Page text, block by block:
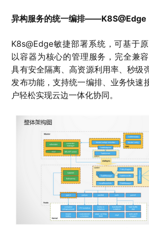
异构服务的统一编排——K8S@Edge
K8s@Edge敏捷部署系统，可基于
以容器为核心的管理服务，完全兼
具有安全隔离、高资源利用率、秒级
发布功能，支持统一编排、业务快速
户轻松实现云边一体化协同。